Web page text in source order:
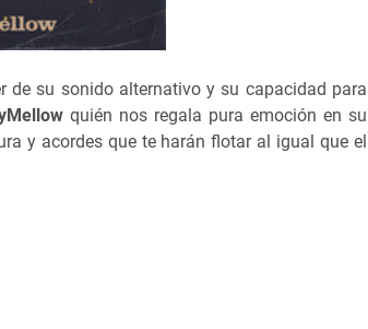
de su sonido alternativo y su capacidad para
quién nos regala pura emoción en su
y acordes que te harán flotar al igual que el